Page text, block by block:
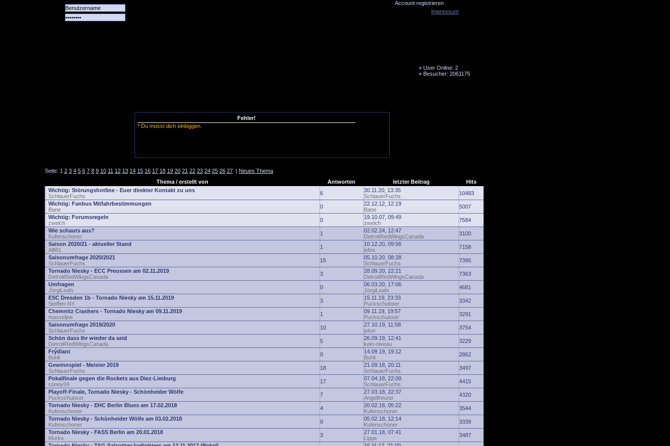
Account registrieren
» User Online: 2
» Besucher: 2061175
Fehler!
* Du musst dich einloggen.
Seite: 1 2 3 4 5 6 7 8 9 10 11 12 13 14 15 16 17 18 19 20 21 22 23 24 25 26 27 | Neues Thema
Thema / erstellt von
Antworten letzter Beitrag
Hits
Wichtig: Störungshotline - Euer direkter Kontakt zu uns
SchlauerFuchs
6
30.11.20, 13:35
SchlauerFuchs
10483
Wichtig: Fanbus Mitfahrbestimmungen
Bane
0
22.12.12, 12:19
Bane
5007
Wichtig: Forumsregeln
zwelch
0
19.10.07, 09:49
zwelch
7584
Wie schauts aus?
Kufenschoner
1
02.02.24, 12:47
DetroitRedWingsCanada
3100
Saison 2020/21 - aktueller Stand
Alfi81
1
10.12.20, 09:56
iofox
7158
Saisonumfrage 2020/2021
SchlauerFuchs
15
05.10.20, 08:28
SchlauerFuchs
7395
Tornado Niesky - ECC Preussen am 02.11.2019
DetroitRedWingsCanada
3
28.09.20, 22:21
DetroitRedWingsCanada
7363
Umfragen
JörgiLeafs
0
06.03.20, 17:06
JörgiLeafs
4681
ESC Dresden 1b - Tornado Niesky am 15.11.2019
Steffen-NY
3
15.11.19, 23:33
Puckschubser
3342
Chemnitz Crashers - Tornado Niesky am 09.11.2019
masseljoe
1
09.11.19, 19:57
Puckschubser
3291
Saisonumfrage 2019/2020
SchlauerFuchs
10
27.10.19, 11:58
joker
3754
Schön dass Ihr wieder da seid
DetroitRedWingsCanada
5
26.09.19, 12:41
kein-niveau
3229
Frýdlant
Buhli
0
14.09.19, 19:12
Buhli
2862
Gewinnspiel - Meister 2019
SchlauerFuchs
18
21.09.18, 20:11
SchlauerFuchs
3497
Pokalfinale gegen die Rockets aus Diez-Limburg
conny59
17
07.04.18, 22:00
SchlauerFuchs
4415
Playoff-Finale, Tornado Niesky - Schönheider Wölfe
Puckschubser
7
27.03.18, 22:37
Angelfreund
4320
Tornado Niesky - EHC Berlin Blues am 17.02.2018
Kufenschoner
4
20.02.18, 05:22
Kufenschoner
3544
Tornado Niesky - Schönheider Wölfe am 03.02.2018
Kufenschoner
0
05.02.18, 12:14
Kufenschoner
3339
Tornado Niesky - FASS Berlin am 20.01.2018
Murks
3
27.01.18, 07:41
Lippe
3487
Impressum